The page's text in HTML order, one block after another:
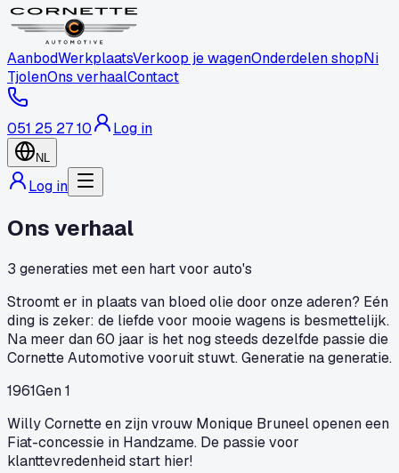
AanbodWerkplaatsVerkoop je wagenOnderdelen shopNi
TjolenOns verhaalContact
051 25 27 10 Log in
NL
Log in
Ons verhaal
3 generaties met een hart voor auto's
Stroomt er in plaats van bloed olie door onze aderen? Eén
ding is zeker: de liefde voor mooie wagens is besmettelijk.
Na meer dan 60 jaar is het nog steeds dezelfde passie die
Cornette Automotive vooruit stuwt. Generatie na generatie.
1961Gen 1
Willy Cornette en zijn vrouw Monique Bruneel openen een
Fiat-concessie in Handzame. De passie voor
klanttevredenheid start hier!